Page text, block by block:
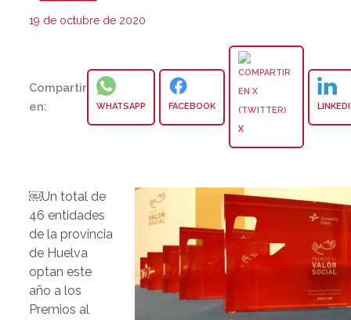
19 de octubre de 2020
Compartir
en:
WHATSAPP FACEBOOK
X
￼Un total de
46 entidades
de la provincia
de Huelva
optan este
año a los
Premios al